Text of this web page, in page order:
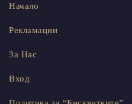
Начало
Рекламации
За Нас
Вход